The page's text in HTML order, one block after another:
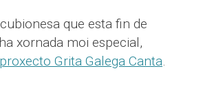
que esta fin de
xornada moi especial,
proxecto Grita Galega Canta.